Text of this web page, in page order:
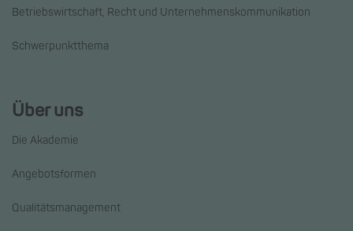
Betriebswirtschaft, Recht und Unternehmenskommunikation
Schwerpunktthema
Über uns
Die Akademie
Angebotsformen
Qualitätsmanagement